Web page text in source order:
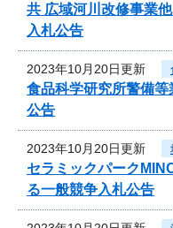
共 広域河川改修事業
入札公告
2023年10月20日更新
食品科学研究所警備
公告
2023年10月20日更新
セラミックパーク
る一般競争入札公告